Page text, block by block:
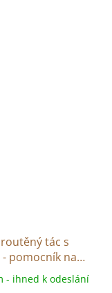
tác s
- ihned k odeslání